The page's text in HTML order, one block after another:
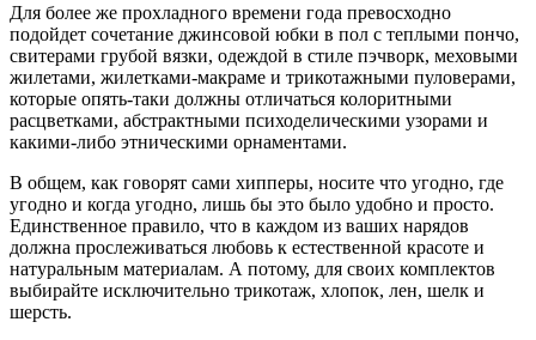
Для более же прохладного времени года превосходно
подойдет сочетание джинсовой юбки в пол с теплыми пончо,
свитерами грубой вязки, одеждой в стиле пэчворк, меховыми
жилетами, жилетками-макраме и трикотажными пуловерами,
которые опять-таки должны отличаться колоритными
расцветками, абстрактными психоделическими узорами и
какими-либо этническими орнаментами.
В общем, как говорят сами хипперы, носите что угодно, где
угодно и когда угодно, лишь бы это было удобно и просто.
Единственное правило, что в каждом из ваших нарядов
должна прослеживаться любовь к естественной красоте и
натуральным материалам. А потому, для своих комплектов
выбирайте исключительно трикотаж, хлопок, лен, шелк и
шерсть.